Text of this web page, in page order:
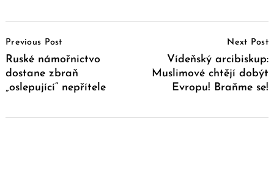
Navigation
Previous Post
Ruské námořnictvo
dostane zbraň
„oslepující“ nepřítele
Next Post
Vídeňský arcibiskup:
Muslimové chtějí dobýt
Evropu! Braňme se!